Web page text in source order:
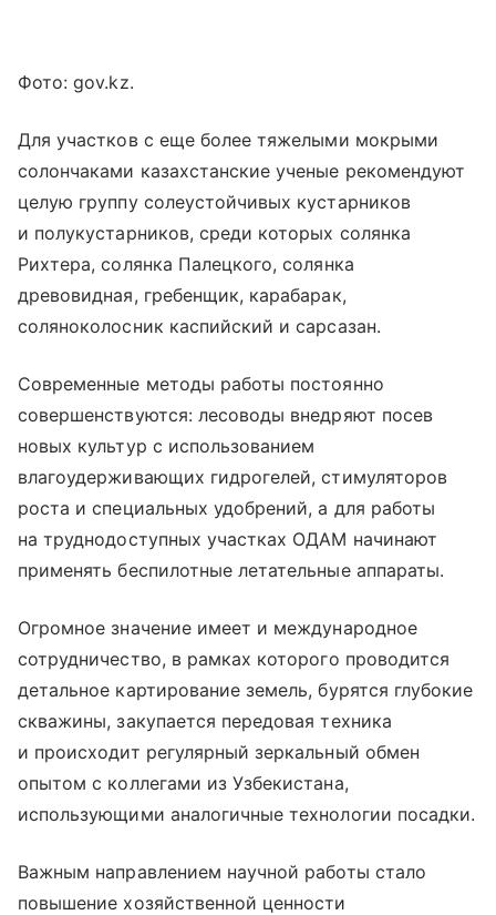
Фото: gov.kz.
Для участков с еще более тяжелыми мокрыми
солончаками казахстанские ученые рекомендуют
целую группу солеустойчивых кустарников
и полукустарников, среди которых солянка
Рихтера, солянка Палецкого, солянка
древовидная, гребенщик, карабарак,
соляноколосник каспийский и сарсазан.
Современные методы работы постоянно
совершенствуются: лесоводы внедряют посев
новых культур с использованием
влагоудерживающих гидрогелей, стимуляторов
роста и специальных удобрений, а для работы
на труднодоступных участках ОДАМ начинают
применять беспилотные летательные аппараты.
Огромное значение имеет и международное
сотрудничество, в рамках которого проводится
детальное картирование земель, бурятся глубокие
скважины, закупается передовая техника
и происходит регулярный зеркальный обмен
опытом с коллегами из Узбекистана,
использующими аналогичные технологии посадки.
Важным направлением научной работы стало
повышение хозяйственной ценности